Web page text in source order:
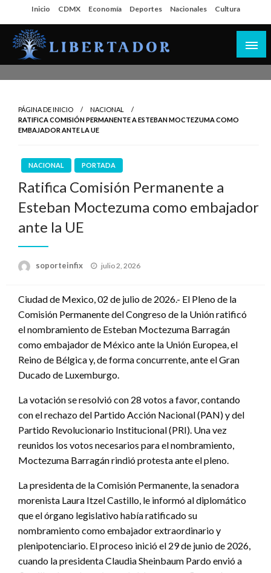
al
contenido
Inicio CDMX Economía Deportes Nacionales Cultura
PÁGINA DE INICIO
NACIONAL
RATIFICA COMISIÓN PERMANENTE A ESTEBAN MOCTEZUMA COMO
EMBAJADOR ANTE LA UE
NACIONAL PORTADA
Ratifica Comisión Permanente a
Esteban Moctezuma como embajador
ante la UE
soporteinfix
Publicado
julio 2, 2026
Ciudad de Mexico, 02 de julio de 2026.- El Pleno de la
Comisión Permanente del Congreso de la Unión ratificó
el nombramiento de Esteban Moctezuma Barragán
como embajador de México ante la Unión Europea, el
Reino de Bélgica y, de forma concurrente, ante el Gran
Ducado de Luxemburgo.
La votación se resolvió con 28 votos a favor, contando
con el rechazo del Partido Acción Nacional (PAN) y del
Partido Revolucionario Institucional (PRI). Una vez
reunidos los votos necesarios para el nombramiento,
Moctezuma Barragán rindió protesta ante el pleno.
La presidenta de la Comisión Permanente, la senadora
morenista Laura Itzel Castillo, le informó al diplomático
que el órgano legislativo había ratificado su
nombramiento como embajador extraordinario y
plenipotenciario. El proceso inició el 29 de junio de 2026,
cuando la presidenta Claudia Sheinbaum Pardo envió a